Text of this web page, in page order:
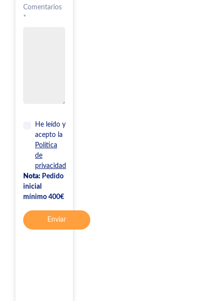
Comentarios
*
He leído y
acepto la
Política
de
privacidad
Nota: Pedido
inicial
mínimo 400€
Enviar